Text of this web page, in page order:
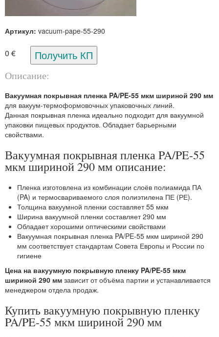
Артикул: vacuum-pape-55-290
0 €
Описание:
Вакуумная покрывная пленка PA/PE-55 мкм шириной 290 мм
для вакуум-термоформовочных упаковочных линий.
Данная покрывная пленка идеально подходит для вакуумной
упаковки пищевых продуктов. Обладает барьерными
свойствами.
Вакуумная покрывная пленка PA/PE-55
мкм шириной 290 мм описание:
Пленка изготовлена из комбинации слоёв полиамида ПА
(PA) и термосвариваемого слоя полиэтилена ПЕ (РЕ).
Толщина вакуумной пленки составляет 55 мкм
Ширина вакуумной пленки составляет 290 мм
Обладает хорошими оптическими свойствами
Вакуумная покрывная пленка PA/PE-55 мкм шириной 290
мм соответствует стандартам Совета Европы и России по
гигиене
Цена на вакуумную покрывную пленку PA/PE-55 мкм
шириной 290 мм зависит от объёма партии и устанавливается
менеджером отдела продаж.
Купить вакуумную покрывную пленку
PA/PE-55 мкм шириной 290 мм